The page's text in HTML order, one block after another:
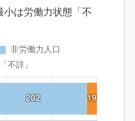
は労働力状態「不